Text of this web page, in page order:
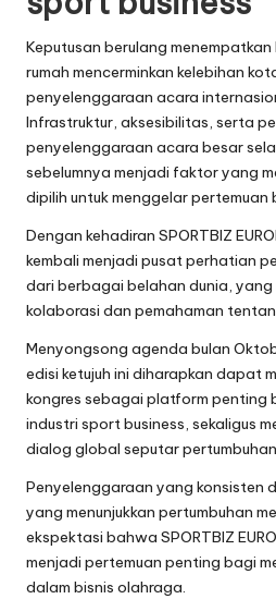
Keputusan berulang
rumah mencerminkan kelebihan
penyelenggaraan acara
Infrastruktur, aksesibilitas, serta
penyelenggaraan acara besar
sebelumnya menjadi faktor yang
dipilih untuk menggelar pertemuan
Dengan kehadiran SPORTBIZ
kembali menjadi pusat perhatian
dari berbagai belahan dunia, yang
kolaborasi dan pemahaman
Menyongsong agenda bulan
edisi ketujuh ini diharapkan dapat
kongres sebagai platform penting
industri sport business, sekaligus
dialog global seputar
Penyelenggaraan yang konsisten
yang menunjukkan pertumbuhan
ekspektasi bahwa SPORTBIZ
menjadi pertemuan penting bagi
dalam bisnis olahraga.